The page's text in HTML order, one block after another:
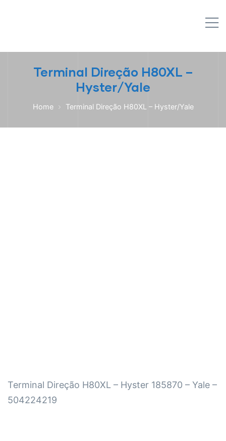
Terminal Direção H80XL –
Hyster/Yale
Home Terminal Direção H80XL – Hyster/Yale
Terminal Direção H80XL – Hyster 185870 – Yale –
504224219